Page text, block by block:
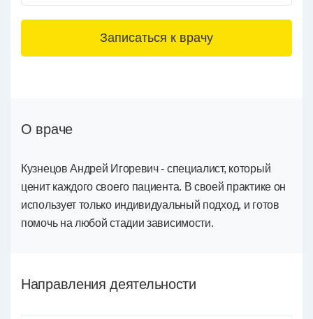
3+6=
О враче
Кузнецов Андрей Игоревич - специалист, который
ценит каждого своего пациента. В своей практике он
использует только индивидуальный подход, и готов
помочь на любой стадии зависимости.
Направления деятельности